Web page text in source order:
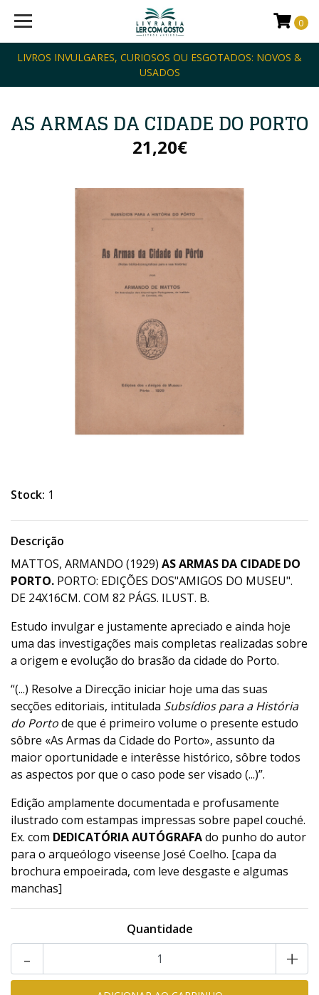
LIVROS INVULGARES, CURIOSOS OU ESGOTADOS: NOVOS &
USADOS
0
AS ARMAS DA CIDADE DO PORTO
21,20€
Stock: 1
Descrição
MATTOS, ARMANDO (1929) AS ARMAS DA CIDADE DO
PORTO. PORTO: EDIÇÕES DOS"AMIGOS DO MUSEU".
DE 24X16CM. COM 82 PÁGS. ILUST. B.
Estudo invulgar e justamente apreciado e ainda hoje
uma das investigações mais completas realizadas sobre
a origem e evolução do brasão da cidade do Porto.
“(...) Resolve a Direcção iniciar hoje uma das suas
secções editoriais, intitulada Subsídios para a História
do Portode que é primeiro volume o presente estudo
sôbre «As Armas da Cidade do Porto», assunto da
maior oportunidade e interêsse histórico, sôbre todos
as aspectos por que o caso pode ser visado (...)”.
Edição amplamente documentada e profusamente
ilustrado com estampas impressas sobre papel couché.
Ex. com DEDICATÓRIA AUTÓGRAFAdo punho do autor
para o arqueólogo viseense José Coelho. [capa da
brochura empoeirada, com leve desgaste e algumas
manchas]
Quantidade
+
-